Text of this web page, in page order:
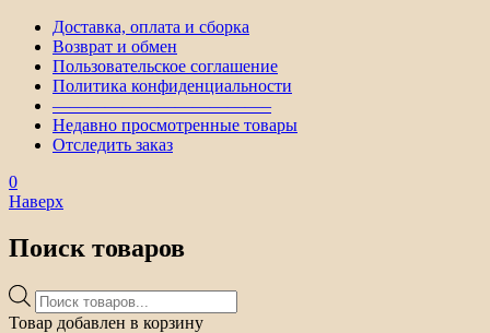
Доставка, оплата и сборка
Возврат и обмен
Пользовательское соглашение
Политика конфиденциальности
————————————–
Недавно просмотренные товары
Отследить заказ
0
Наверх
Поиск товаров
Поиск
товаров
Товар добавлен в корзину